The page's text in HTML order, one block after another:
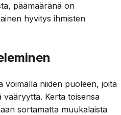
päämääränä on
hyvitys ihmisten
voimalla niiden puoleen, joita
Kerta toisensa
sortamatta muukalaista